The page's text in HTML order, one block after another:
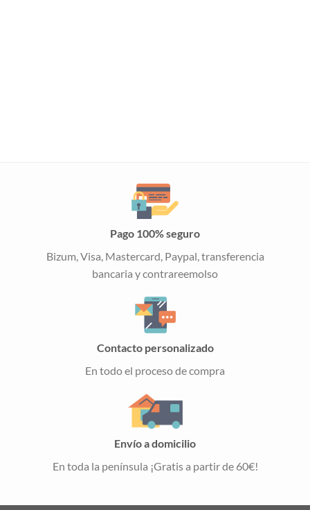
Pago 100% seguro
Bizum, Visa, Mastercard, Paypal, transferencia
bancaria y contrareemolso
Contacto personalizado
En todo el proceso de compra
Envío a domicilio
En toda la península ¡Gratis a partir de 60€!